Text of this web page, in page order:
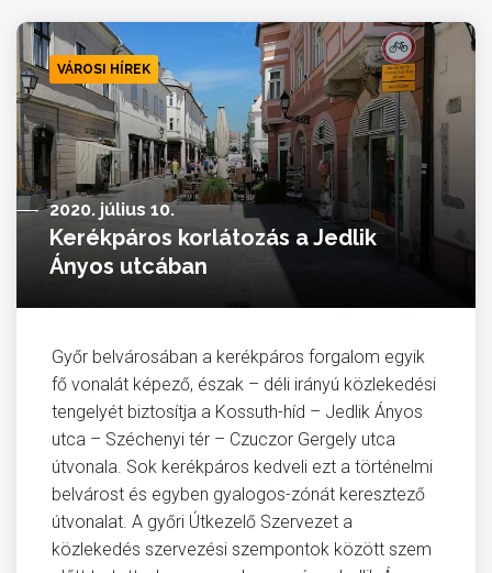
VÁROSI HÍREK
2020. július 10.
Kerékpáros korlátozás a Jedlik
Ányos utcában
Győr belvárosában a kerékpáros forgalom egyik
fő vonalát képező, észak – déli irányú közlekedési
tengelyét biztosítja a Kossuth-híd – Jedlik Ányos
utca – Széchenyi tér – Czuczor Gergely utca
útvonala. Sok kerékpáros kedveli ezt a történelmi
belvárost és egyben gyalogos-zónát keresztező
útvonalat. A győri Útkezelő Szervezet a
közlekedés szervezési szempontok között szem